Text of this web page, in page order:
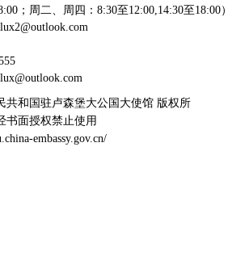
；周二、周四：8:30至12:00,14:30至18:00）
共和国驻卢森堡大公国大使馆 版权所
书面授权禁止使用
embassy.gov.cn/